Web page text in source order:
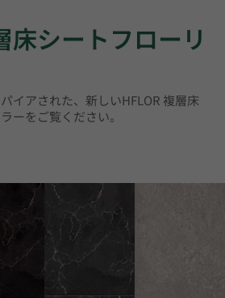
床シートフローリ
イアされた、新しいHFLOR 複層床
ーをご覧ください。